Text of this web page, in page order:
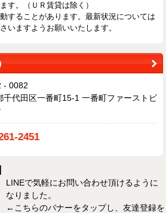
す。（ＵＲ賃貸は除く）
することがあります。最新状況については
いますようお願いいたします。
- 0082
千代田区一番町15-1 一番町ファーストビ
2451
LINEで気軽にお問い合わせ頂けるように
なりました。
←こちらのバナーをタップし、友達登録を